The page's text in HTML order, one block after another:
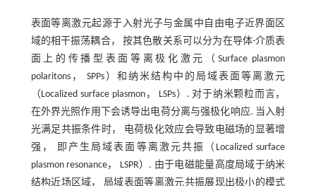
表面等离激元起源于入射光子与金属中自由电子近界面区
域的相干振荡耦合， 按其色散关系可以分为在导体-介质表
面上的传播型表面等离极化激元（Surface plasmon
polaritons， SPPs）和纳米结构中的局域表面等离激元
（Localized surface plasmon， LSPs）. 对于纳米颗粒而言，
在外界光照作用下会诱导出电荷分离与强极化响应. 当入射
光满足共振条件时， 电荷极化效应会导致电磁场的显著增
强， 即产生局域表面等离激元共振（Localized surface
plasmon resonance， LSPR）. 由于电磁能量高度局域于纳米
结构近场区域， 局域表面等离激元共振展现出极小的模式